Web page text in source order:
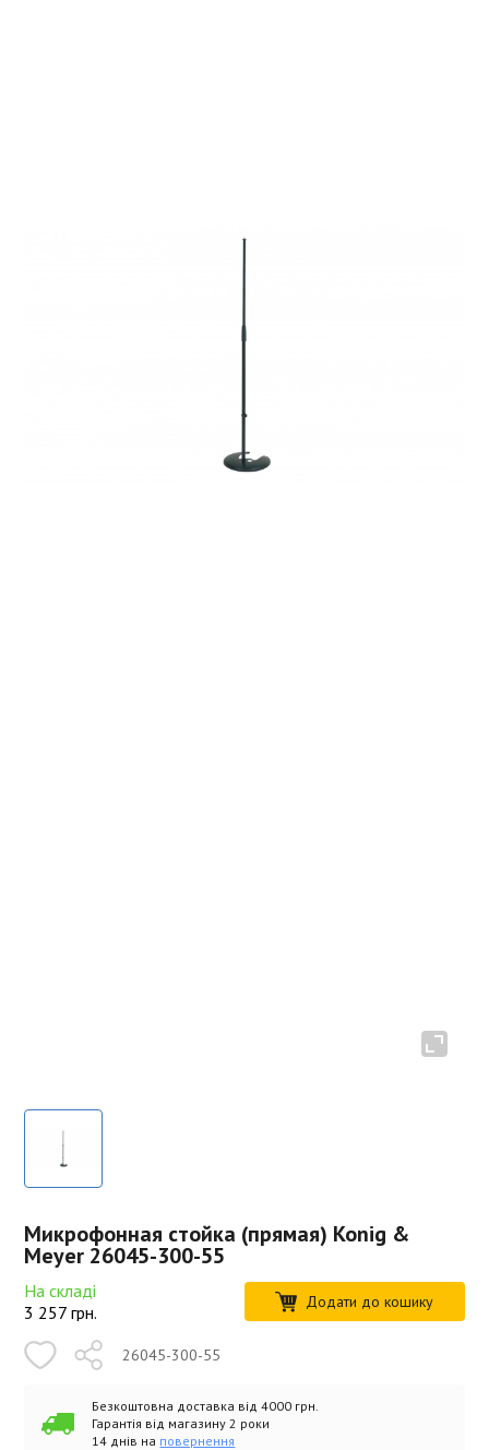
Микрофонная стойка (прямая) Konig &
Meyer 26045-300-55
На складі
3 257 грн. Додати до кошику
26045-300-55
Безкоштовна доставка від 4000 грн.
Гарантія від магазину 2 роки
14 днів на повернення